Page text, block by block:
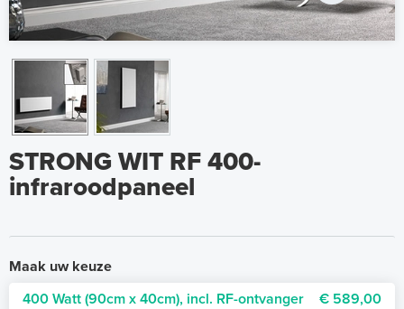
STRONG WIT RF 400-
infraroodpaneel
Maak uw keuze
400 Watt (90cm x 40cm), incl. RF-ontvanger
€ 589,00